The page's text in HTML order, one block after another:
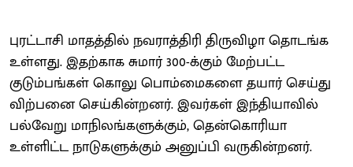
புரட்டாசி மாதத்தில் நவராத்திரி திருவிழா தொடங்க
உள்ளது. இதற்காக சுமார் 300-க்கும் மேற்பட்ட
குடும்பங்கள் கொலு பொம்மைகளை தயார் செய்து
விற்பனை செய்கின்றனர். இவர்கள் இந்தியாவில்
பல்வேறு மாநிலங்களுக்கும், தென்கொரியா
உள்ளிட்ட நாடுகளுக்கும் அனுப்பி வருகின்றனர்.